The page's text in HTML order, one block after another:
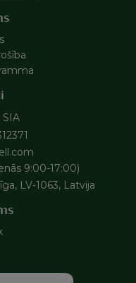
9:00-17:00)
LV-1063, Latvija